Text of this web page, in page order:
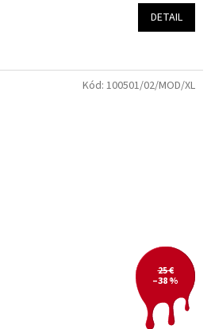
DETAIL
25 €
–38 %
Kód: 100501/02/MOD/XL